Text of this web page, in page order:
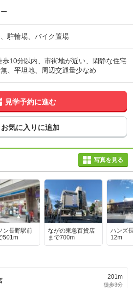
駐輪場、バイク置場
歩10分以内、市街地が近い、閑静な住宅
、平坦地、周辺交通量少なめ
見学予約に進む
写真を見る
ン長野駅前
501m
ながの東急百貨店
まで700m
ハンズ
12m
201m
徒歩3分